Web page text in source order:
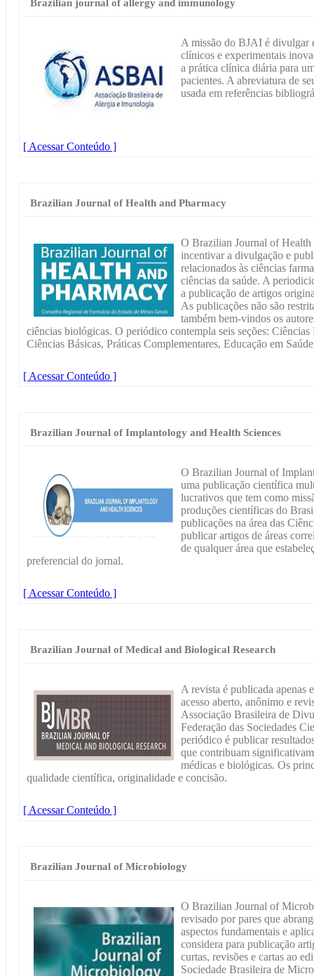
Brazilian journal of allergy and immunology
A missão do BJAI é divulgar
clínicos e experimentais
a prática clínica diária para
pacientes. A abreviatura de
usada em referências
[ Acessar Conteúdo ]
Brazilian Journal of Health and Pharmacy
O Brazilian Journal of Health
incentivar a divulgação e
relacionados às ciências
ciências da saúde. A
a publicação de artigos
As publicações não são
também bem-vindos os
ciências biológicas. O periódico contempla seis seções: Ciências
Ciências Básicas, Práticas Complementares, Educação em
[ Acessar Conteúdo ]
Brazilian Journal of Implantology and Health Sciences
O Brazilian Journal of
uma publicação científica
lucrativos que tem como
produções científicas do
publicações na área das
publicar artigos de áreas
de qualquer área que
preferencial do jornal.
[ Acessar Conteúdo ]
Brazilian Journal of Medical and Biological Research
A revista é publicada apenas
acesso aberto, anônimo e
Associação Brasileira de
Federação das Sociedades
periódico é publicar
que contribuam
médicas e biológicas. Os
qualidade científica, originalidade e concisão.
[ Acessar Conteúdo ]
Brazilian Journal of Microbiology
O Brazilian Journal of
revisado por pares que
aspectos fundamentais e
considera para publicação
curtas, revisões e cartas ao
Sociedade Brasileira de